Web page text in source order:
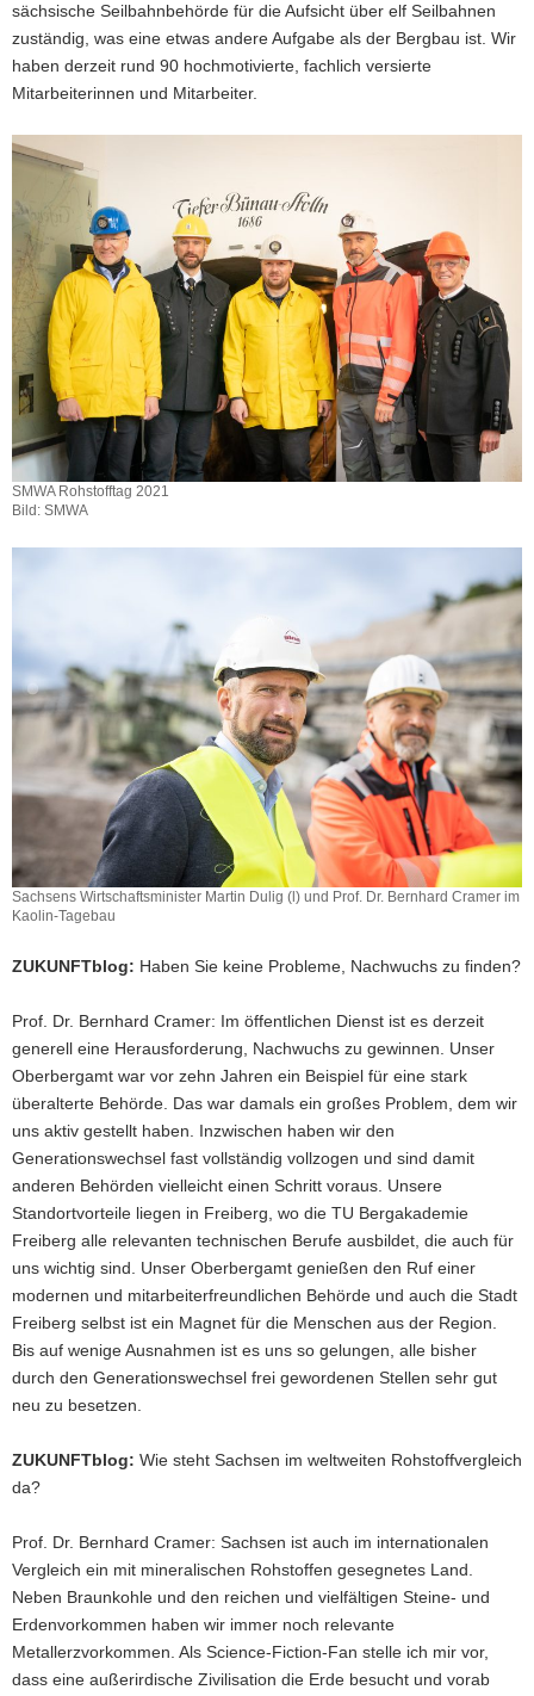
sächsische Seilbahnbehörde für die Aufsicht über elf Seilbahnen
zuständig, was eine etwas andere Aufgabe als der Bergbau ist. Wir
haben derzeit rund 90 hochmotivierte, fachlich versierte
Mitarbeiterinnen und Mitarbeiter.
SMWA Rohstofftag 2021
Bild: SMWA
Sachsens Wirtschaftsminister Martin Dulig (l) und Prof. Dr. Bernhard Cramer im
Kaolin-Tagebau
ZUKUNFTblog: Haben Sie keine Probleme, Nachwuchs zu finden?
Prof. Dr. Bernhard Cramer: Im öffentlichen Dienst ist es derzeit
generell eine Herausforderung, Nachwuchs zu gewinnen. Unser
Oberbergamt war vor zehn Jahren ein Beispiel für eine stark
überalterte Behörde. Das war damals ein großes Problem, dem wir
uns aktiv gestellt haben. Inzwischen haben wir den
Generationswechsel fast vollständig vollzogen und sind damit
anderen Behörden vielleicht einen Schritt voraus. Unsere
Standortvorteile liegen in Freiberg, wo die TU Bergakademie
Freiberg alle relevanten technischen Berufe ausbildet, die auch für
uns wichtig sind. Unser Oberbergamt genießen den Ruf einer
modernen und mitarbeiterfreundlichen Behörde und auch die Stadt
Freiberg selbst ist ein Magnet für die Menschen aus der Region.
Bis auf wenige Ausnahmen ist es uns so gelungen, alle bisher
durch den Generationswechsel frei gewordenen Stellen sehr gut
neu zu besetzen.
ZUKUNFTblog: Wie steht Sachsen im weltweiten Rohstoffvergleich
da?
Prof. Dr. Bernhard Cramer: Sachsen ist auch im internationalen
Vergleich ein mit mineralischen Rohstoffen gesegnetes Land.
Neben Braunkohle und den reichen und vielfältigen Steine- und
Erdenvorkommen haben wir immer noch relevante
Metallerzvorkommen. Als Science-Fiction-Fan stelle ich mir vor,
dass eine außerirdische Zivilisation die Erde besucht und vorab